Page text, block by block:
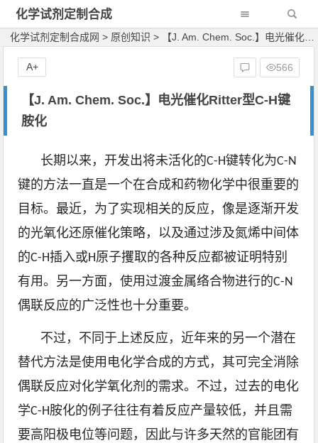
化学试剂定制合成
网
化学试剂定制合成网 > 原创知识 > 【J. Am. Chem. Soc.】电光催化Ritter型C-H键胺化
【J. Am. Chem. Soc.】电光催化Ritter型C-H键
胺化
566
A+
长期以来，开发出将未活化的C-H键转化为C-N
键的方法一直是一个在合成和药物化学中很重要的
目标。最近，为了实现相关的反应，像是逐渐开发
的光氧化还原催化策略，以及通过涉及氮烯中间体
的C-H插入或H原子攫取的各种反应都被证明特别
有用。另一方面，使用过渡金属络合物进行的C-N
偶联反应的广泛性也十分重要。
不过，不同于上述反应，近年来的另一个潜在
替代方法是使用电化学合成的方式，其可完全消除
偶联反应对化学氧化剂的需求。不过，过去的电化
学C-H胺化的例子往往有着反应产量较低，并且需
要高阳极电位等问题，因此与许多天然的官能团有